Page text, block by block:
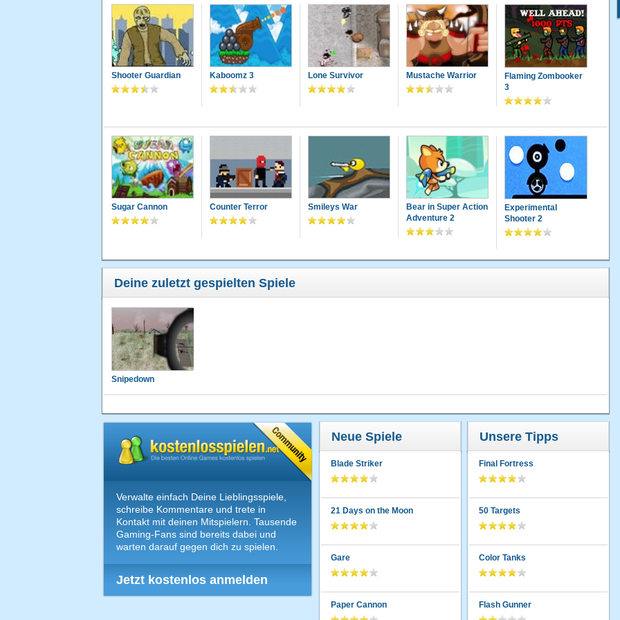
Shooter Guardian Kaboomz 3 Lone Survivor Mustache Warrior
Flaming Zombooker
3
Sugar Cannon Counter Terror Smileys War
Bear in Super Action
Adventure 2
Experimental
Shooter 2
Deine zuletzt gespielten Spiele
Snipedown
Verwalte einfach Deine Lieblingsspiele,
schreibe Kommentare und trete in
Kontakt mit deinen Mitspielern. Tausende
Gaming-Fans sind bereits dabei und
warten darauf gegen dich zu spielen.
Jetzt kostenlos anmelden
Neue Spiele
Blade Striker
21 Days on the Moon
Gare
Paper Cannon
Unsere Tipps
Final Fortress
50 Targets
Color Tanks
Flash Gunner